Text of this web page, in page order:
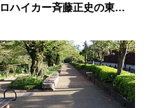
ロハイカー斉藤正史の東京G